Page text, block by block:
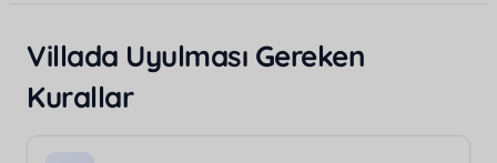
Villada Uyulması Gereken
Kurallar